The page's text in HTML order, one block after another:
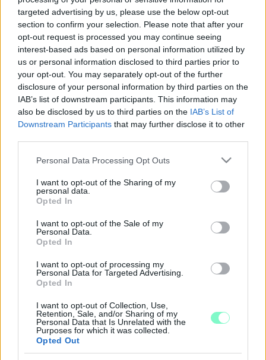
targeted advertising by us, please use the below opt-out
section to confirm your selection. Please note that after your
opt-out request is processed you may continue seeing
interest-based ads based on personal information utilized by
us or personal information disclosed to third parties prior to
your opt-out. You may separately opt-out of the further
disclosure of your personal information by third parties on the
IAB’s list of downstream participants. This information may
also be disclosed by us to third parties on the IAB’s List of
Downstream Participants that may further disclose it to other
Please note that this website/app uses one or more Google
not limited to your visit or usage behaviour. You may click to
grant or deny consent to Google and its third-party tags to
use your data for below specified purposes in below Google
consent section.
Personal Data Processing Opt Outs
I want to opt-out of the Sharing of my
personal data.
Opted In
I want to opt-out of the Sale of my
Personal Data.
Opted In
I want to opt-out of processing my
Personal Data for Targeted Advertising.
Opted In
I want to opt-out of Collection, Use,
Retention, Sale, and/or Sharing of my
Personal Data that Is Unrelated with the
Purposes for which it was collected.
Opted Out
PÉNTEKTŐL KÉTFÉLE ÁR LESZ A KUTAKON:
MEGJELENTEK A BENZINÁRSTOP ÚJ
SZABÁLYAI
2022. május. 27. 06:56
Magyarul és angolul is ki kell rakni a tájékoztatást a kútoszlop
közelében.
JANUÁR 1-ÉN NYÍLIK AZ ÜVEGKAPU AZ
ÉPÍTŐIPARBAN, A TERV SZERINT ETTŐL
FEHÉREDIK MAJD AZ ÁGAZAT
Ezentúl a közbeszerzési eljárásokban a cégeknek folyamatos
nyilvántartásban kell vezetniük az építkezés területére belépő
foglalkoztatottak és alvállalkozók ki- és belépési adatait.
ÍGY KELL VÁLSÁGOT KEZELNI: MEGINT
ELTILTOTTÁK AZ ADÓEMELÉSTŐL AZ
ÖNKORMÁNYZATOKAT
2021. november. 26. 08:47
És nem vethetnek ki új adókat sem.
MASZKOT HORDANI SZOMBATTÓL
2021. november. 19. 06:25
KIJÖTT A MAGYAR KÖZLÖNY, NYITNAK A
VENDÉGLÁTÓHELYEK BELSŐ TEREI, A
SZÁLLODÁK, ÉS LÁTOGATHATÓK LESZNEK A
SPORTESEMÉNYEK